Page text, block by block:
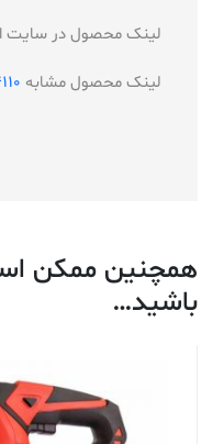
لینک محصول در سایت
لینک محصول مشابه
همچنین ممکن
باشید…